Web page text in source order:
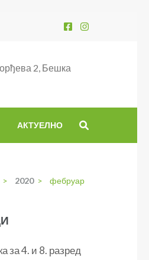
2, Бешка
АКТУЕЛНО
> 2020 > фебруар
за 4. и 8. разред